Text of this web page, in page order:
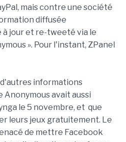
mais contre une société
diffusée
à jour et re-tweeté via le
». Pour l'instant, ZPanel
informations
Anonymous avait aussi
le 5 novembre, et que
leurs jeux gratuitement. Le
de mettre Facebook